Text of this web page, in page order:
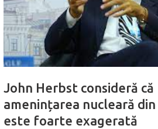
John Herbst consideră că
amenințarea nucleară din
este foarte exagerată